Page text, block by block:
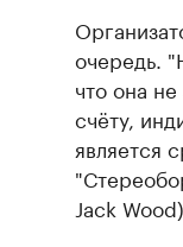
очередь.
что она
счёту,
является
Jack Wood).